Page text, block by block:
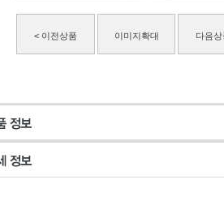
< 이전상품 이미지확대 다음상